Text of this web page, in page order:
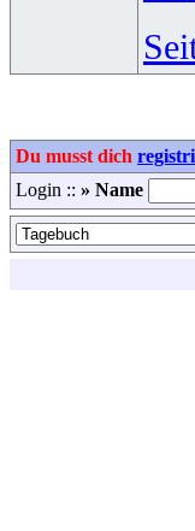
Du musst dich
Login :: » Name